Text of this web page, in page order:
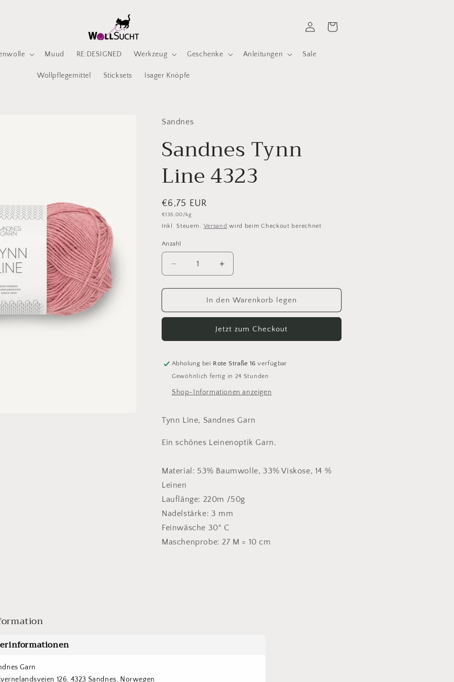
Muud RE:DESIGNED Werkzeug Geschenke Anleitungen Sale
Wollpflegemittel Sticksets Isager Knöpfe
EinloggenWarenkorb
Sandnes
Sandnes Tynn
Line 4323
Normaler
Preis
€6,75 EUR
Grundpreis
€135,00/kg
Inkl. Steuern. Versand wird beim Checkout berechnet
Anzahl
Anzahl
Verringere
die
Menge
Sandnes
4323
Erhöhe
die
Menge
für
Sandnes
Line
4323
In den Warenkorb legen
Jetzt zum Checkout
Abholung bei Rote Straße 16 verfügbar
Gewöhnlich fertig in 24 Stunden
Shop-Informationen anzeigen
Tynn Line, Sandnes Garn
Ein schönes Leinenoptik Garn.
Material: 53% Baumwolle, 33% Viskose, 14 %
Leinen
Lauflänge: 220m /50g
Nadelstärke: 3 mm
Feinwäsche 30° C
Maschenprobe: 27 M = 10 cm
Garn
126, 4323 Sandnes, Norwegen